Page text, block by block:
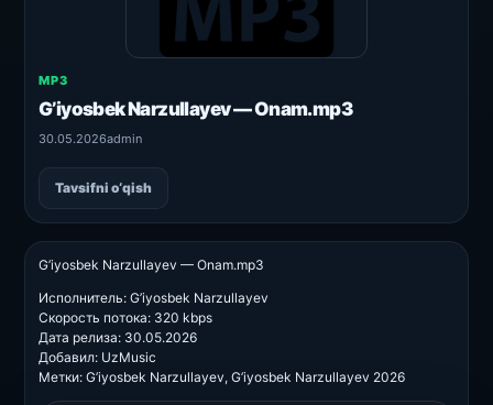
MP3
G’iyosbek Narzullayev — Onam.mp3
30.05.2026admin
Tavsifni o‘qish
G’iyosbek Narzullayev — Onam.mp3
Исполнитель: G’iyosbek Narzullayev
Скорость потока: 320 kbps
Дата релиза: 30.05.2026
Добавил: UzMusic
Метки: G’iyosbek Narzullayev, G’iyosbek Narzullayev 2026